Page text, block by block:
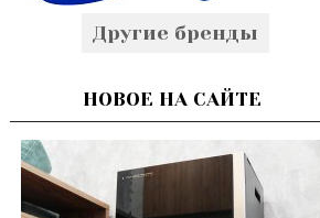
Другие бренды
НОВОЕ НА САЙТЕ